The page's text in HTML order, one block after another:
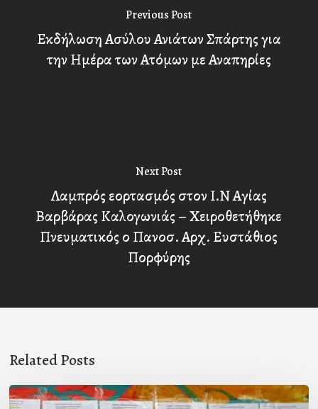
Previous Post
Εκδήλωση Ασύλου Ανιάτων Σπάρτης για
την Ημέρα των Ατόμων με Αναπηρίες
Next Post
Λαμπρός εορτασμός στον Ι.Ν Αγίας
Βαρβάρας Καλογωνιάς – Χειροθετήθηκε
Πνευματικός ο Πανοσ. Αρχ. Ευστάθιος
Πορφύρης
Related Posts
Το